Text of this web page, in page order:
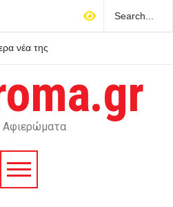
Χιροσίμα και
Αφιερώματα